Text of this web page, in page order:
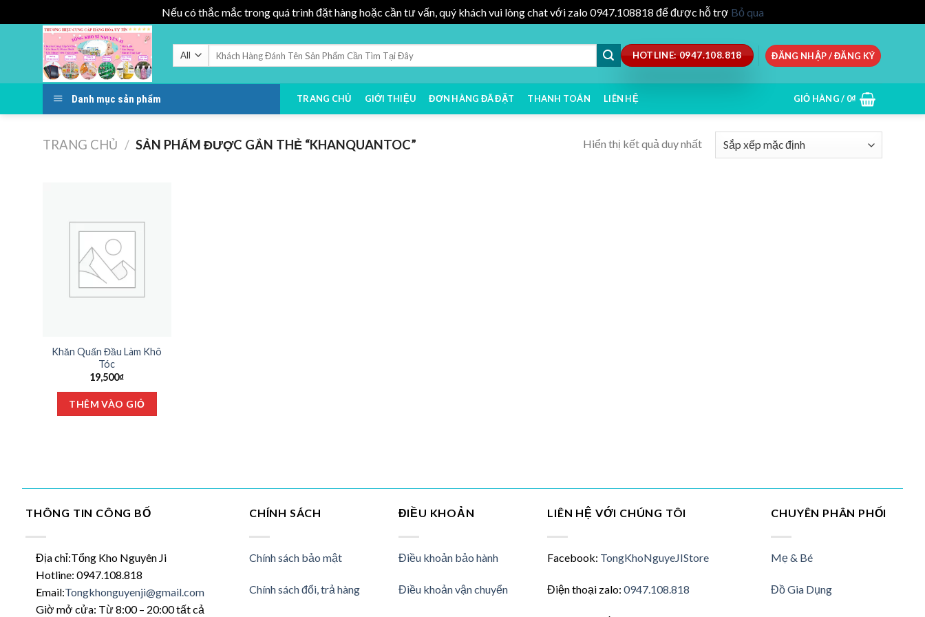
Nếu có thắc mắc trong quá trình đặt hàng hoặc cần tư vấn, quý khách vui lòng chat với zalo 0947.108818 để được hỗ trợ Bỏ qua
HOTLINE: 0947.108.818 ĐĂNG NHẬP / ĐĂNG KÝ
Danh mục sản phẩm TRANG CHỦ GIỚI THIỆU ĐƠN HÀNG ĐÃ ĐẶT THANH TOÁN LIÊN HỆ GIỎ HÀNG / 0₫
TRANG CHỦ / SẢN PHẨM ĐƯỢC GẮN THẺ “KHANQUANTOC” Hiển thị kết quả duy nhất
Khăn Quấn Đầu Làm Khô
Tóc
19,500₫
THÊM VÀO GIỎ
THÔNG TIN CÔNG BỐ
Địa chỉ:Tổng Kho Nguyên Ji
Hotline: 0947.108.818
Email:Tongkhonguyenji@gmail.com
Giờ mở cửa: Từ 8:00 – 20:00 tất cả
CHÍNH SÁCH
Chính sách bảo mật
Chính sách đổi, trả hàng
ĐIỀU KHOẢN
Điều khoản bảo hành
Điều khoản vận chuyển
LIÊN HỆ VỚI CHÚNG TÔI
Facebook: TongKhoNguyeJIStore
Điện thoại zalo:0947.108.818
CHUYÊN PHÂN PHỐI
Mẹ & Bé
Đồ Gia Dụng